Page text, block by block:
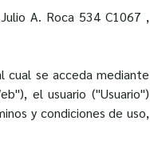
A. Roca 534 C1067 ,
se acceda mediante
el usuario ("Usuario")
y condiciones de uso,